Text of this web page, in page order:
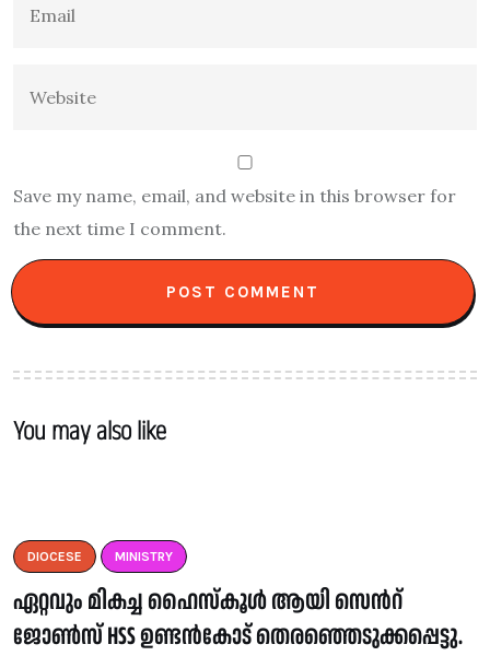
Save my name, email, and website in this browser for
the next time I comment.
You may also like
DIOCESE MINISTRY
ഏറ്റവും മികച്ച ഹൈസ്കൂൾ ആയി സെൻറ്
ജോൺസ് HSS ഉണ്ടൻകോട് തെരഞ്ഞെടുക്കപ്പെട്ടു.